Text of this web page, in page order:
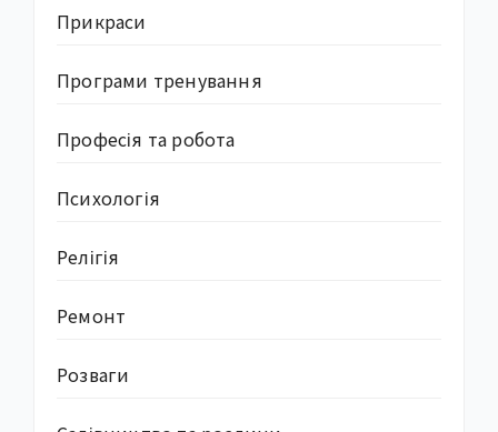
Прикраси
Програми тренування
Професія та робота
Психологія
Релігія
Ремонт
Розваги